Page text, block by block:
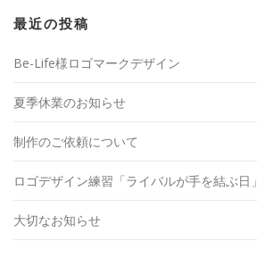
最近の投稿
Be-Life様ロゴマークデザイン
夏季休業のお知らせ
制作のご依頼について
ロゴデザイン練習「ライバルが手を結ぶ日」
大切なお知らせ